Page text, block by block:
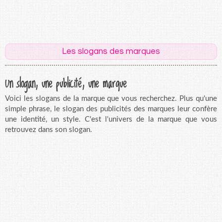
Les slogans des marques
Un slogan, une publicité, une marque
Voici les slogans de la marque que vous recherchez. Plus qu'une
simple phrase, le slogan des publicités des marques leur confère
une identité, un style. C'est l'univers de la marque que vous
retrouvez dans son slogan.